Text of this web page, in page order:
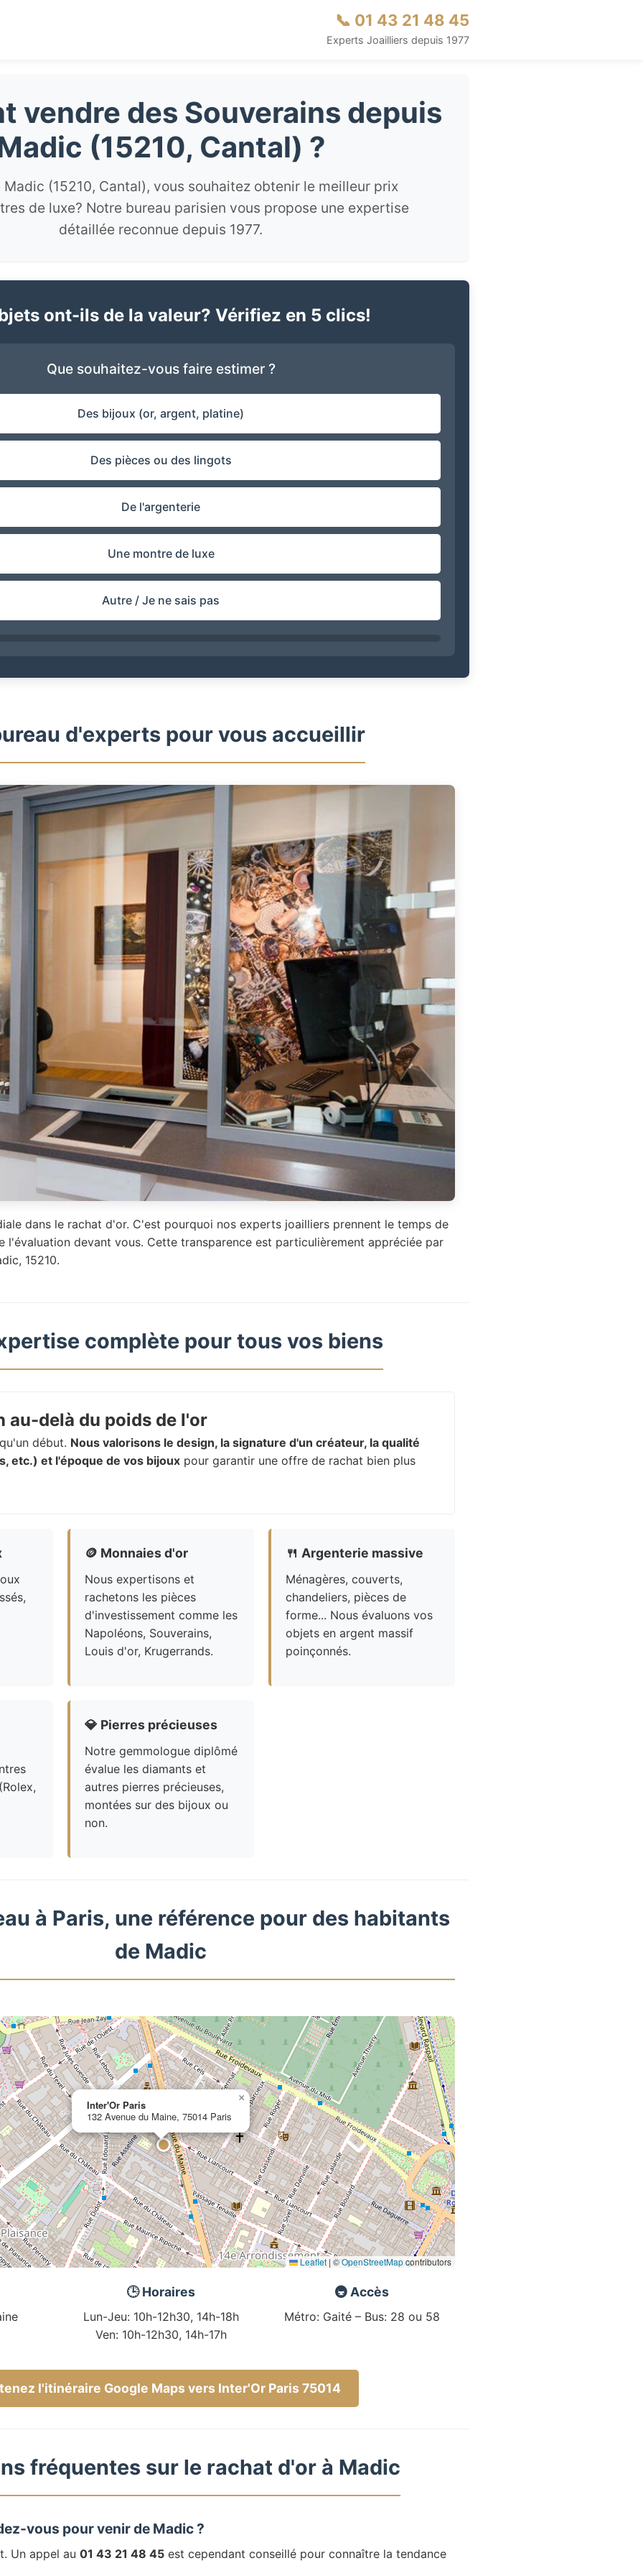
📞 01 43 21 48 45
Experts Joailliers depuis 1977
vendre des Souverains depuis
(15210, Cantal) ?
Madic (15210, Cantal), vous souhaitez obtenir le meilleur prix
de luxe? Notre bureau parisien vous propose une expertise
détaillée reconnue depuis 1977.
ont-ils de la valeur? Vérifiez en 5 clics!
Que souhaitez-vous faire estimer ?
Des bijoux (or, argent, platine)
Des pièces ou des lingots
De l'argenterie
Une montre de luxe
Autre / Je ne sais pas
d'experts pour vous accueillir
dans le rachat d'or. C'est pourquoi nos experts joailliers prennent le temps de
l'évaluation devant vous. Cette transparence est particulièrement appréciée par
15210.
complète pour tous vos biens
delà du poids de l'or
début. Nous valorisons le design, la signature d'un créateur, la qualité
etc.) et l'époque de vos bijoux pour garantir une offre de rachat bien plus
🪙 Monnaies d'or
Nous expertisons et
rachetons les pièces
d'investissement comme les
Napoléons, Souverains,
Louis d'or, Krugerrands.
🍴 Argenterie massive
Ménagères, couverts,
chandeliers, pièces de
forme... Nous évaluons vos
objets en argent massif
poinçonnés.
💎 Pierres précieuses
Notre gemmologue diplômé
évalue les diamants et
autres pierres précieuses,
montées sur des bijoux ou
non.
à Paris, une référence pour des habitants
de Madic
Inter'Or Paris
132 Avenue du Maine, 75014 Paris
×
Leaflet | ©OpenStreetMapcontributors
🕒 Horaires
Lun-Jeu: 10h-12h30, 14h-18h
Ven: 10h-12h30, 14h-17h
🚇 Accès
Métro: Gaité – Bus: 28 ou 58
l'itinéraire Google Maps vers Inter'Or Paris 75014
fréquentes sur le rachat d'or à Madic
vous pour venir de Madic ?
Un appel au 01 43 21 48 45 est cependant conseillé pour connaître la tendance